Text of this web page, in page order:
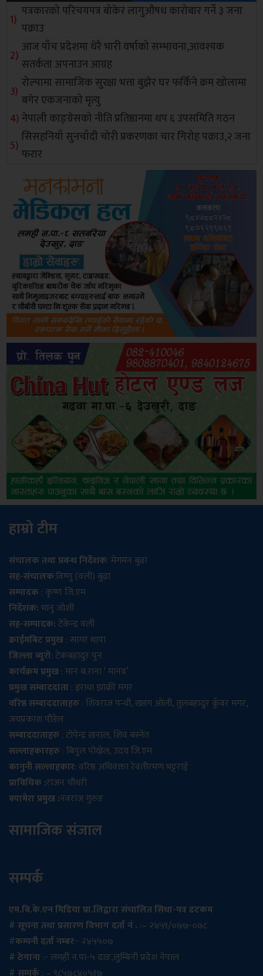
पत्रकारको परिचयपत्र बोकेर लागुऔषध कारोबार गर्ने ३ जना
पक्राउ
आज पाँच प्रदेशमा धेरै भारी वर्षाको सम्भावना,आवश्यक
सतर्कता अपनाउन आग्रह
रोल्पामा सामाजिक सुरक्षा भत्ता बुझेर घर फर्किने क्रम खोलामा
बगेर एकजनाको मृत्यु
नेपाली काङ्ग्रेसको नीति प्रतिष्ठानमा थप ६ उपसमिति गठन
सिसहनियाँ सुनचाँदी चोरी प्रकरणका चार गिरोह पक्राउ,२ जना
फरार
हाम्रो टीम
संचालक तथा प्रबन्ध निर्देशक: मेगमन बुढा
सह-संचालक:विष्णु (वली) बुढा
सम्पादक: कृष्ण जि.एम
निर्देशक:भानु जोशी
सह-सम्पादक:टेकेन्द्र वली
क्राईमबिट प्रमुख: सागर थापा
जिल्ला ब्युरो: टेकबहादुर पुन
कार्यक्रम प्रमुख: मान ब.राना ‘ मानव’
प्रमुख सम्बाददाता: इराधा झाक्री मगर
वरिष्ठ सम्बाददाताहरु: शिवराज पन्थी, खडग ओली, तुलबहादुर कुँवर मगर,
जयप्रकाश पौडेल
सम्बाददाताहरु: टोपेन्द्र खनाल, शिव बस्नेत
सल्लाहकारहरु: बिपुल पोख्रेल, उदय जि.एम
कानुनी सल्लाहकार: वरिष्ठ अधिवक्ता रेवतीरमण भट्टराई
प्राविधिक :राजन चौधरी
क्यामेरा प्रमुख :नवराज गुरुङ
सामाजिक संजाल
सम्पर्क
एम.बि.के.एन मिडिया प्रा.लिद्वारा संचालित सिधा-पत्र डटकम
# सूचना तथा प्रसारण विभाग दर्ता नं . :– २४५९/०७७-०७८
#कम्पनी दर्ता नम्बर:- २४५५०७
# ठेगाना:- लमही न.पा-५ दाङ,लुम्बिनी प्रदेश नेपाल